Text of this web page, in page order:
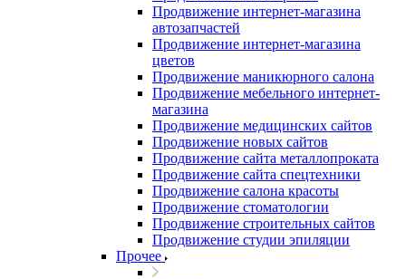
Продвижение интернет-магазина
автозапчастей
Продвижение интернет-магазина
цветов
Продвижение маникюрного салона
Продвижение мебельного интернет-
магазина
Продвижение медицинских сайтов
Продвижение новых сайтов
Продвижение сайта металлопроката
Продвижение сайта спецтехники
Продвижение салона красоты
Продвижение стоматологии
Продвижение строительных сайтов
Продвижение студии эпиляции
Прочее